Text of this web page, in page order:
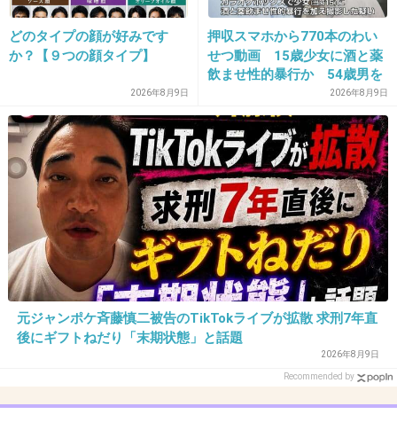
+305 -13
このマンガ、子供の頃大好きだった（*＾∀＾）
幽霊ネタってドキドキするｗ
+158 -4
31. 匿名 2014/06/03(火) 10:41:37
美樹とか克也とか、あの大人びた小学生役は誰
でも、大好きな漫画だから、実写化しないで欲
しいな(><)
どのタイプの顔が好みです
か？【９つの顔タイプ】
2026年8月9日
押収スマホから770本のわい
せつ動画 15歳少女に酒と薬
飲ませ性的暴行か 54歳男を
再逮捕 「薬もありますよ」
とSNSで誘い出し
2026年8月9日
元ジャンポケ斉藤慎二被告のTikTokライブが拡散 求刑7年直
後にギフトねだり「末期状態」と話題
2026年8月9日
Recommended by